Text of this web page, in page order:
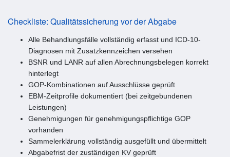
Checkliste: Qualitätssicherung vor der Abgabe
Alle Behandlungsfälle vollständig erfasst und ICD-10-
Diagnosen mit Zusatzkennzeichen versehen
BSNR und LANR auf allen Abrechnungsbelegen korrekt
hinterlegt
GOP-Kombinationen auf Ausschlüsse geprüft
EBM-Zeitprofile dokumentiert (bei zeitgebundenen
Leistungen)
Genehmigungen für genehmigungspflichtige GOP
vorhanden
Sammelerklärung vollständig ausgefüllt und übermittelt
Abgabefrist der zuständigen KV geprüft